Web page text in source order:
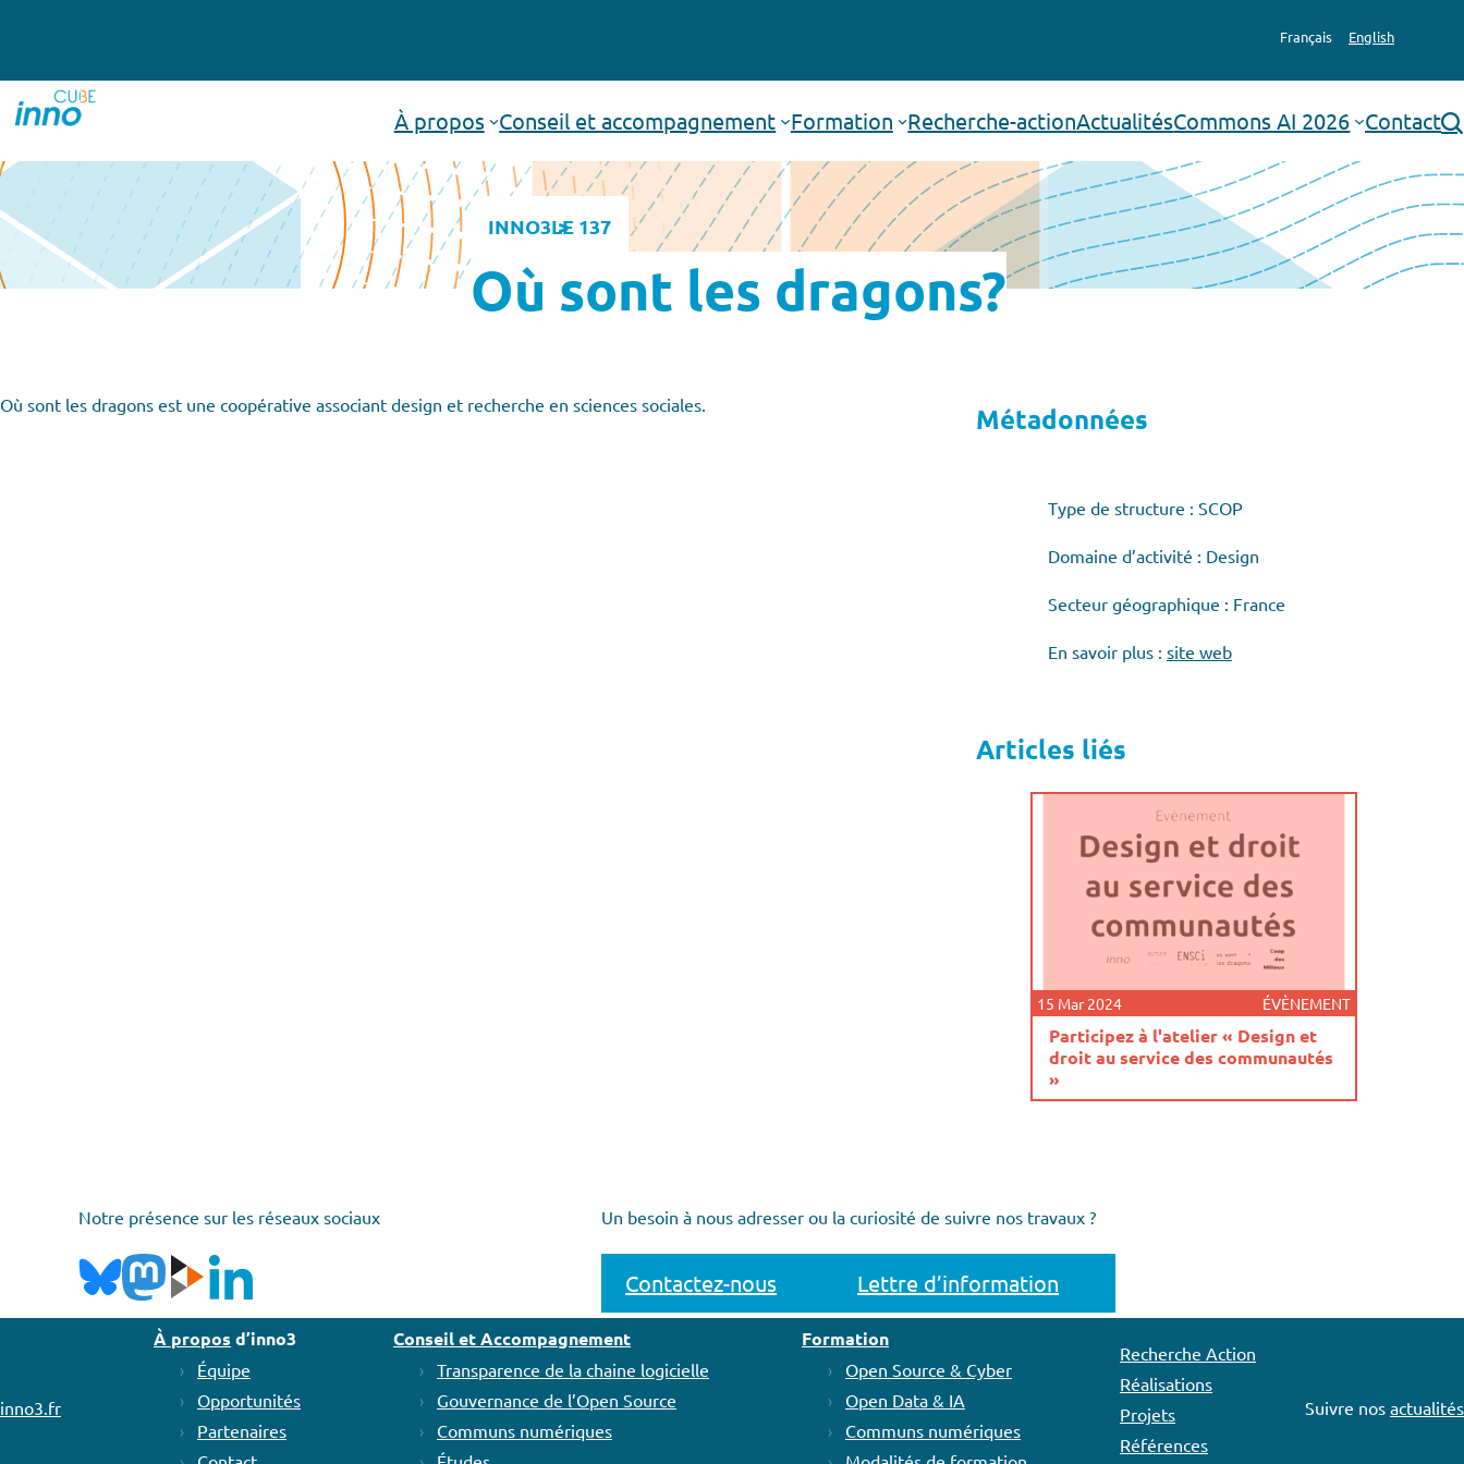
Français English
À propos Conseil et accompagnement Formation Recherche-actionActualitésCommons AI 2026 Contactrechercher
INNO3LE 137
Où sont les dragons?
Où sont les dragons est une coopérative associant design et recherche en sciences sociales. Métadonnées
Type de structure : SCOP
Domaine d’activité : Design
Secteur géographique : France
En savoir plus : site web
Articles liés
15 Mar 2024 ÉVÈNEMENT
Participez à l'atelier « Design et
droit au service des communautés
»
Notre présence sur les réseaux sociaux Un besoin à nous adresser ou la curiosité de suivre nos travaux ?
Contactez-nous Lettre d’information
inno3.fr
À propos d’inno3
Équipe
Opportunités
Partenaires
Conseil et Accompagnement
Transparence de la chaine logicielle
Gouvernance de l’Open Source
Communs numériques
Formation
Open Source & Cyber
Open Data & IA
Communs numériques
Recherche Action
Réalisations
Projets
Références
Suivre nos actualités